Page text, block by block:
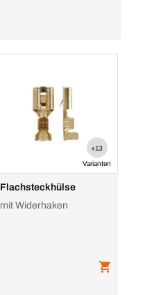
+13
Varianten
Flachsteckhülse
mit Widerhaken